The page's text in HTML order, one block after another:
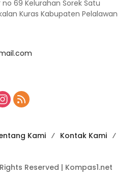
69 Kelurahan Sorek Satu
Kuras Kabupaten Pelalawan
Kami
Kontak Kami
Reserved | Kompas1.net